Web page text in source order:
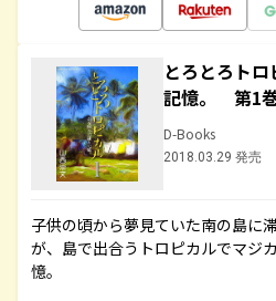
とろとろト
記憶。 第1
D-Books
2018.03.29 発売
子供の頃から夢見ていた南の島に
が、島で出合うトロピカルでマジ
憶。